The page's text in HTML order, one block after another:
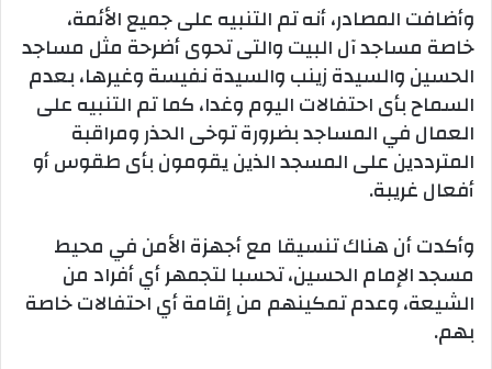
وأضافت المصادر، أنه تم التنبيه على جميع الأئمة،
خاصة مساجد آل البيت والتى تحوى أضرحة مثل مساجد
الحسين والسيدة زينب والسيدة نفيسة وغيرها، بعدم
السماح بأى احتفالات اليوم وغدا، كما تم التنبيه على
العمال في المساجد بضرورة توخى الحذر ومراقبة
المترددين على المسجد الذين يقومون بأى طقوس أو
أفعال غريبة.
وأكدت أن هناك تنسيقا مع أجهزة الأمن في محيط
مسجد الإمام الحسين، تحسبا لتجمهر أي أفراد من
الشيعة، وعدم تمكينهم من إقامة أي احتفالات خاصة
بهم.